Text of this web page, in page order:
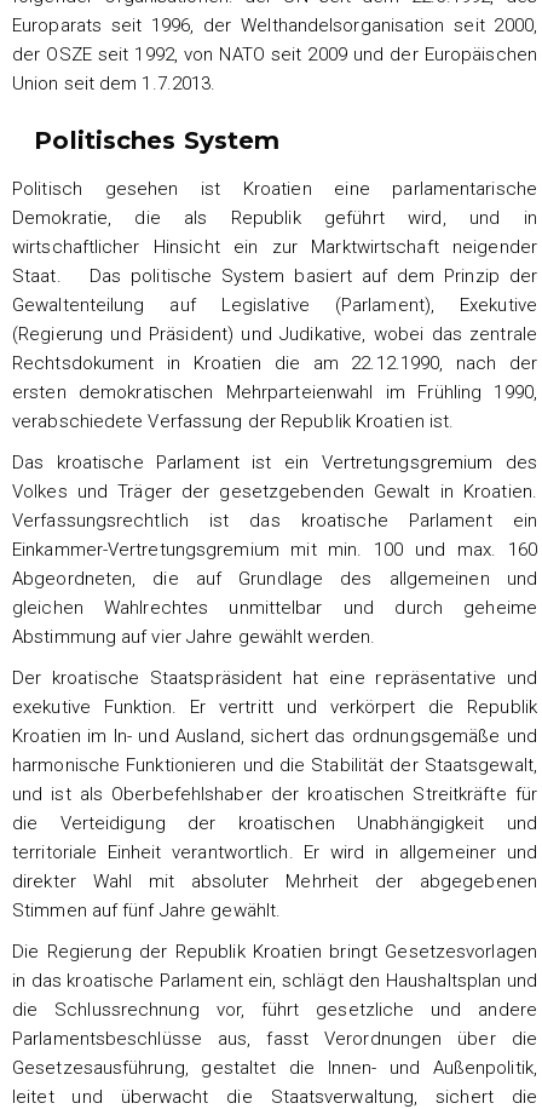
Europarats seit 1996, der Welthandelsorganisation seit 2000,
der OSZE seit 1992, von NATO seit 2009 und der Europäischen
Union seit dem 1.7.2013.
Politisches System
Politisch gesehen ist Kroatien eine parlamentarische
Demokratie, die als Republik geführt wird, und in
wirtschaftlicher Hinsicht ein zur Marktwirtschaft neigender
Staat. Das politische System basiert auf dem Prinzip der
Gewaltenteilung auf Legislative (Parlament), Exekutive
(Regierung und Präsident) und Judikative, wobei das zentrale
Rechtsdokument in Kroatien die am 22.12.1990, nach der
ersten demokratischen Mehrparteienwahl im Frühling 1990,
verabschiedete Verfassung der Republik Kroatien ist.
Das kroatische Parlament ist ein Vertretungsgremium des
Volkes und Träger der gesetzgebenden Gewalt in Kroatien.
Verfassungsrechtlich ist das kroatische Parlament ein
Einkammer-Vertretungsgremium mit min. 100 und max. 160
Abgeordneten, die auf Grundlage des allgemeinen und
gleichen Wahlrechtes unmittelbar und durch geheime
Abstimmung auf vier Jahre gewählt werden.
Der kroatische Staatspräsident hat eine repräsentative und
exekutive Funktion. Er vertritt und verkörpert die Republik
Kroatien im In- und Ausland, sichert das ordnungsgemäße und
harmonische Funktionieren und die Stabilität der Staatsgewalt,
und ist als Oberbefehlshaber der kroatischen Streitkräfte für
die Verteidigung der kroatischen Unabhängigkeit und
territoriale Einheit verantwortlich. Er wird in allgemeiner und
direkter Wahl mit absoluter Mehrheit der abgegebenen
Stimmen auf fünf Jahre gewählt.
Die Regierung der Republik Kroatien bringt Gesetzesvorlagen
in das kroatische Parlament ein, schlägt den Haushaltsplan und
die Schlussrechnung vor, führt gesetzliche und andere
Parlamentsbeschlüsse aus, fasst Verordnungen über die
Gesetzesausführung, gestaltet die Innen- und Außenpolitik,
leitet und überwacht die Staatsverwaltung, sichert die